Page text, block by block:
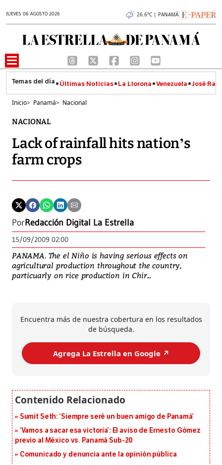
JUEVES 06 AGOSTO 2026 26.6°C | PANAMÁ
Últimas Noticias La Llorona Venezuela José
Inicio> Panamá> Nacional
NACIONAL
Lack of rainfall hits nation’s
farm crops
PorRedacción Digital La Estrella
15/09/2009 02:00
PANAMA. The el Niño is having serious effects on
agricultural production throughout the country,
particuarly on rice production in Chir...
Encuentra más de nuestra cobertura en los resultados
de búsqueda.
Agrega La Estrella en Google ↗️
Sumit Seth: ‘Siempre seré un buen amigo de Panamá’
‘Vamos a sacar esa victoria’: El aviso de Ernesto Gómez
previo al México vs. Panamá Sub-20
Comunicado y denuncia ante la opinión pública